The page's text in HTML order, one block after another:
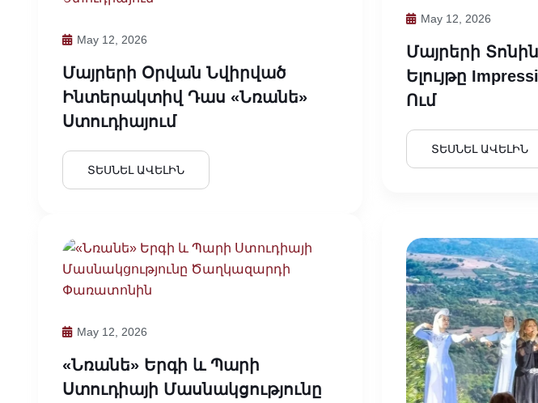
May 12, 2026
Մայրերի Օրվան Նվիրված
Ինտերակտիվ Դաս «Նռանե»
Ստուդիայում
ՏԵՍՆԵԼ ԱՎԵԼԻՆ
May 12, 2026
Մայրերի
Ելույթը
Ում
ՏԵՍՆԵԼ ԱՎԵԼԻՆ
May 12, 2026
«Նռանե» Երգի ԵՒ Պարի
Ստուդիայի Մասնակցությունը